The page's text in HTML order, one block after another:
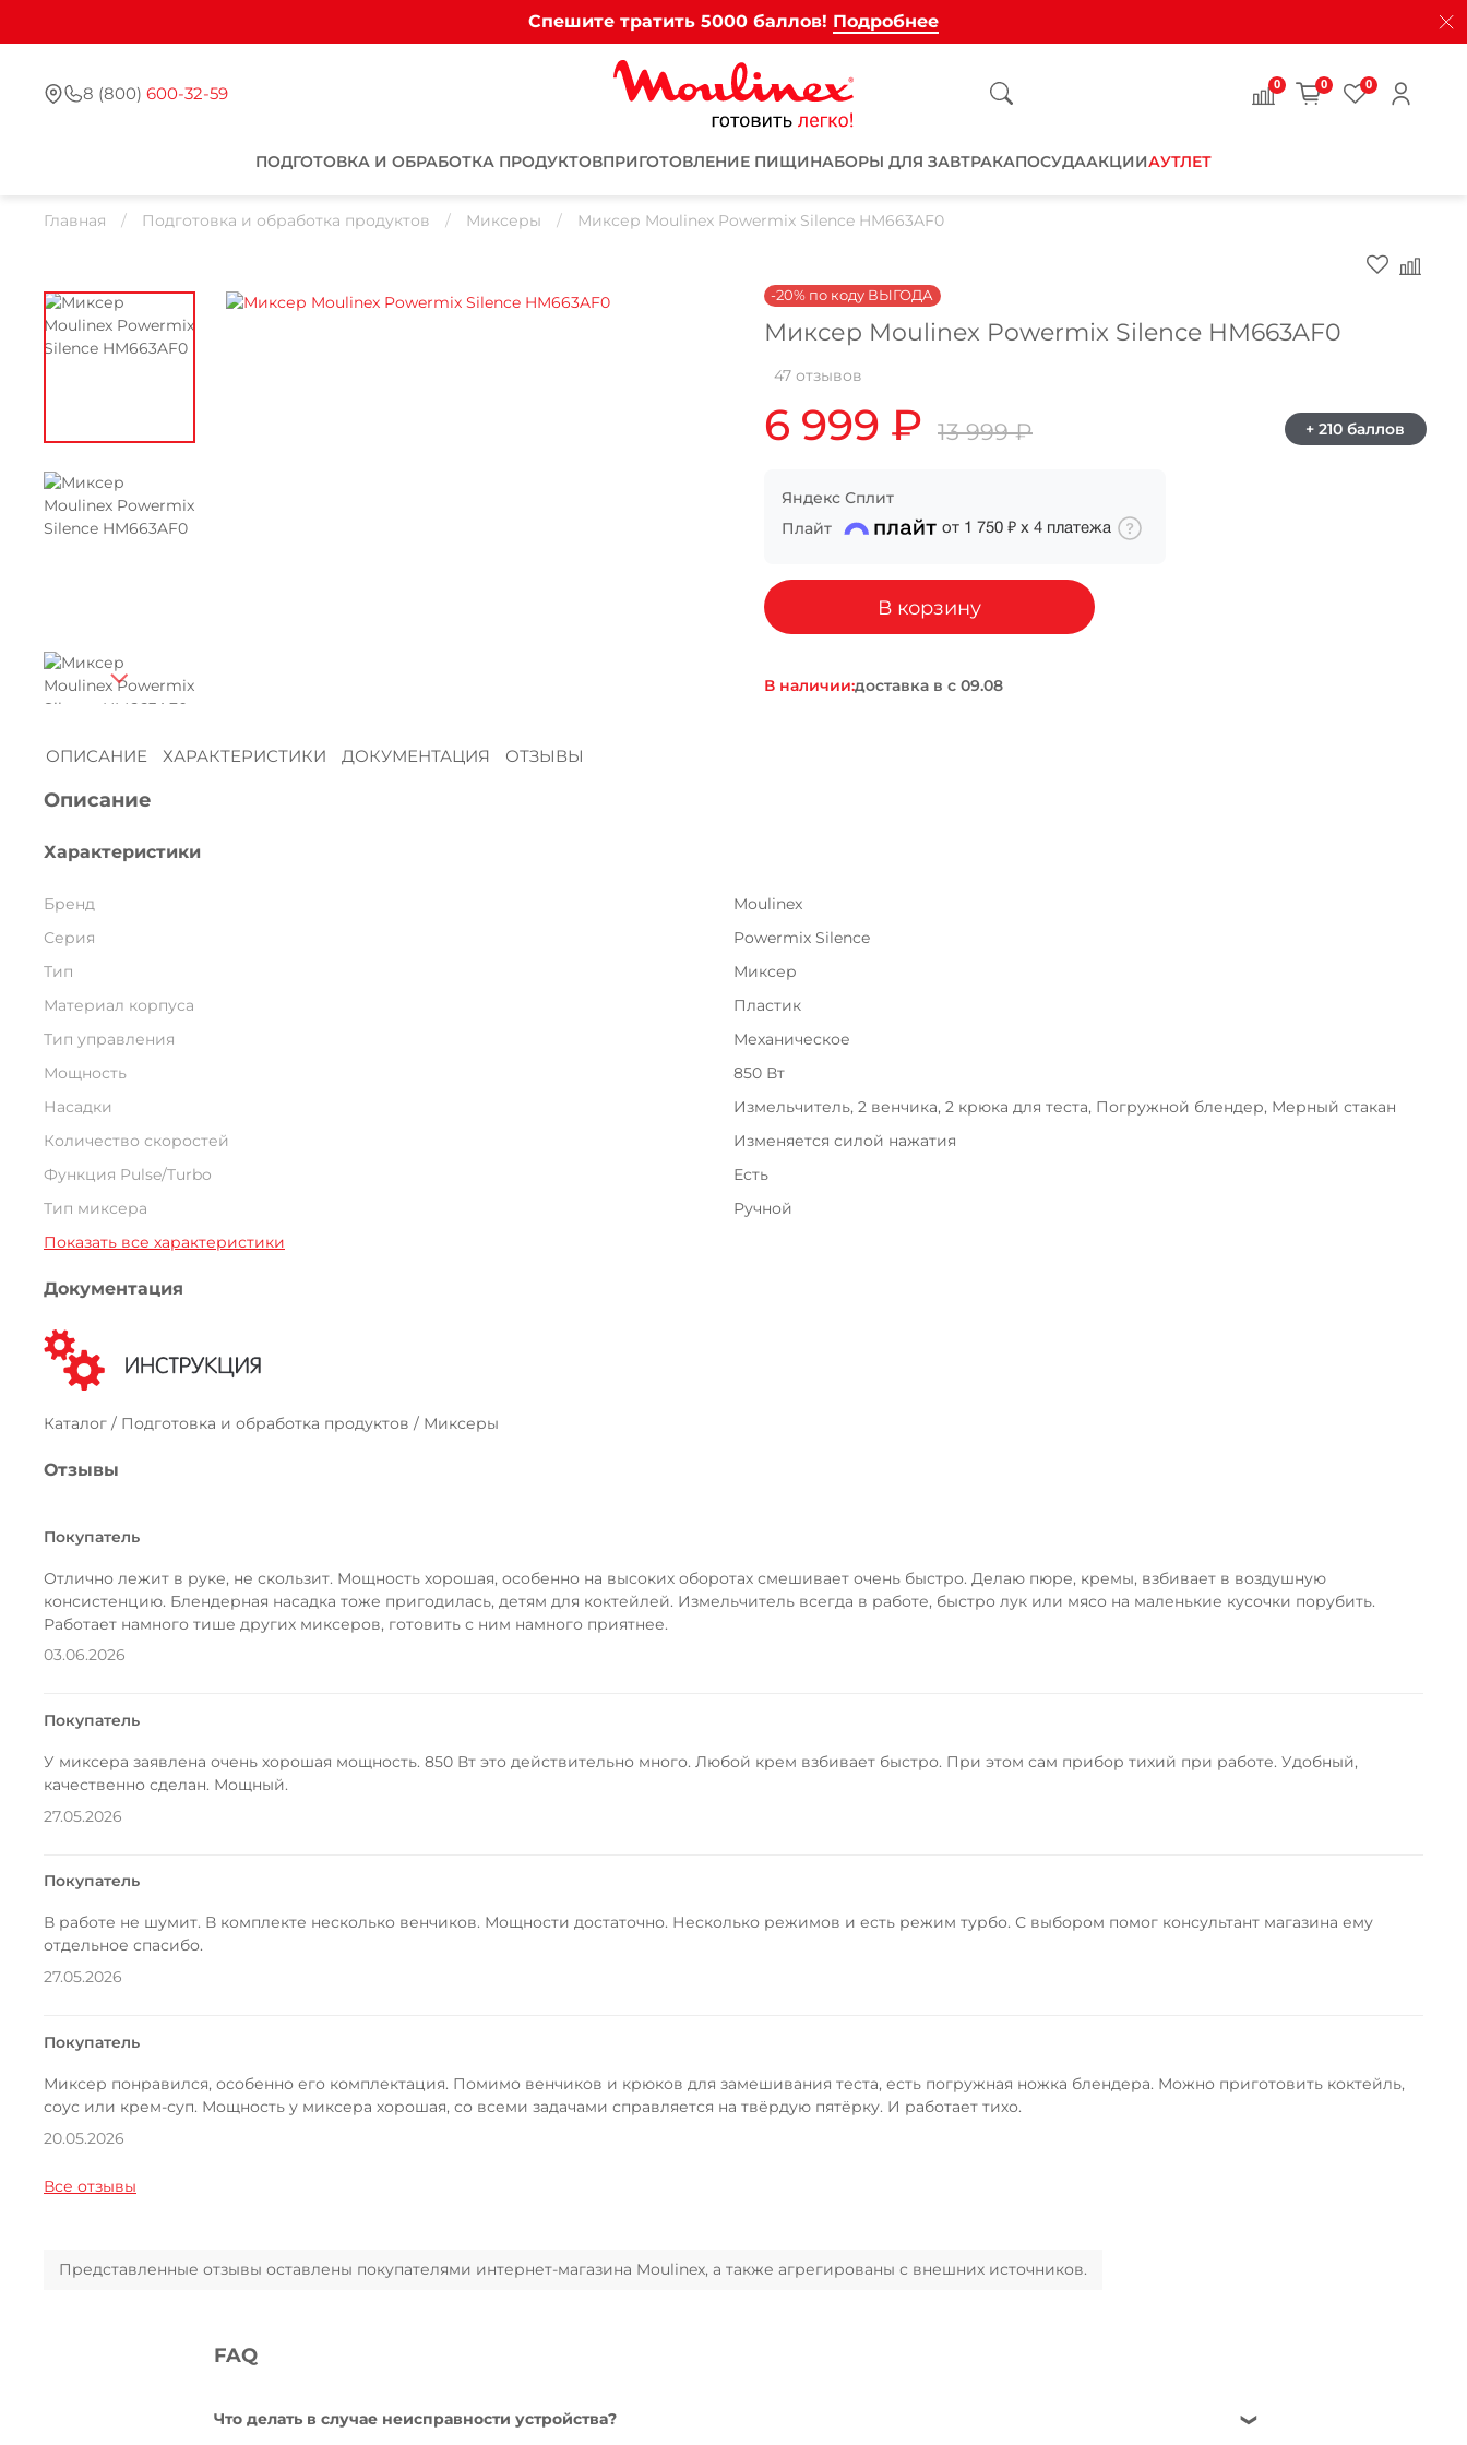
Спешите тратить 5000 баллов! Подробнее
8 (800) 600-32-59 0 0 0
ПОДГОТОВКА И ОБРАБОТКА ПРОДУКТОВПРИГОТОВЛЕНИЕ ПИЩИНАБОРЫ ДЛЯ ЗАВТРАКАПОСУДААКЦИИАУТЛЕТ
Главная Подготовка и обработка продуктов Миксеры Миксер Moulinex Powermix Silence HM663AF0
-20% по коду ВЫГОДА
Миксер Moulinex Powermix Silence HM663AF0
47 отзывов
6 999 ₽ 13 999 ₽ + 210 баллов
В корзину
Яндекс Сплит
Плайт
от 1 750 ₽х 4платежа
В наличии:доставка в
ОПИСАНИЕ ХАРАКТЕРИСТИКИ ДОКУМЕНТАЦИЯ ОТЗЫВЫ
Описание
Характеристики
Бренд
Moulinex
Серия
Powermix Silence
Тип
Миксер
Материал корпуса
Пластик
Тип управления
Механическое
Мощность
850 Вт
Насадки
Измельчитель, 2 венчика, 2 крюка для теста, Погружной блендер, Мерный стакан
Количество скоростей
Изменяется силой нажатия
Функция Pulse/Turbo
Есть
Тип миксера
Ручной
Показать все характеристики
Документация
Каталог / Подготовка и обработка продуктов / Миксеры
Отзывы
Покупатель
Отлично лежит в руке, не скользит. Мощность хорошая, особенно на высоких оборотах смешивает очень быстро. Делаю пюре, кремы, взбивает в воздушную
консистенцию. Блендерная насадка тоже пригодилась, детям для коктейлей. Измельчитель всегда в работе, быстро лук или мясо на маленькие кусочки порубить.
Работает намного тише других миксеров, готовить с ним намного приятнее.
03.06.2026
Покупатель
У миксера заявлена очень хорошая мощность. 850 Вт это действительно много. Любой крем взбивает быстро. При этом сам прибор тихий при работе. Удобный,
качественно сделан. Мощный.
27.05.2026
Покупатель
В работе не шумит. В комплекте несколько венчиков. Мощности достаточно. Несколько режимов и есть режим турбо. С выбором помог консультант магазина ему
отдельное спасибо.
27.05.2026
Покупатель
Миксер понравился, особенно его комплектация. Помимо венчиков и крюков для замешивания теста, есть погружная ножка блендера. Можно приготовить коктейль,
соус или крем-суп. Мощность у миксера хорошая, со всеми задачами справляется на твёрдую пятёрку. И работает тихо.
20.05.2026
Все отзывы
Представленные отзывы оставлены покупателями интернет-магазина Moulinex, а также агрегированы с внешних источников.
оплату на части
в корзину
каждые 2 недели
об оплате Плайтом
FAQ
Что делать в случае неисправности устройства?